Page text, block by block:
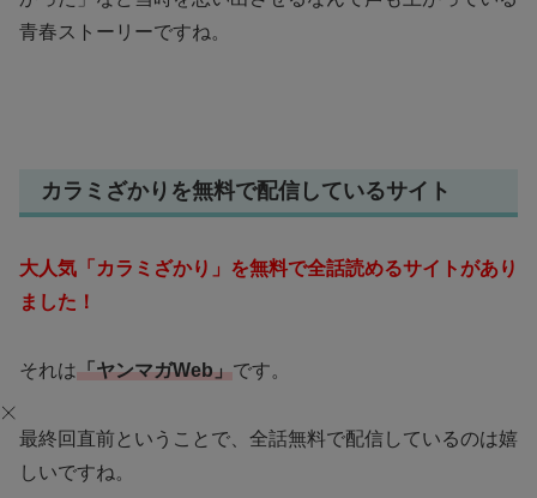
青春ストーリーですね。
カラミざかりを無料で配信しているサイト
大人気「カラミざかり」を無料で全話読めるサイトがあり
ました！
それは 「ヤンマガWeb」 です。
最終回直前ということで、全話無料で配信しているのは嬉
しいですね。